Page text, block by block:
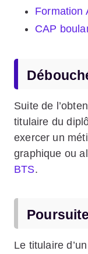
Formation
CAP
Suite de
titulaire du
exercer un
graphique ou
BTS.
Le titulaire